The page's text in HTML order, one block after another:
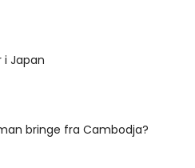
i Japan
bringe fra Cambodja?